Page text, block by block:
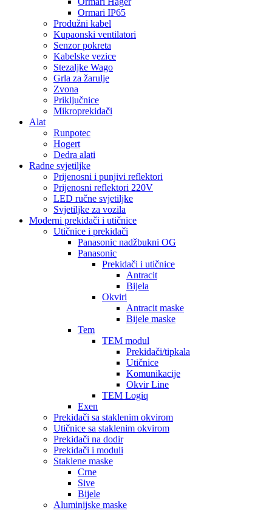
Ormari IP65
Produžni kabel
Kupaonski ventilatori
Senzor pokreta
Kabelske vezice
Stezaljke Wago
Grla za žarulje
Zvona
Priključnice
Mikroprekidači
Alat
Runpotec
Hogert
Dedra alati
Radne svjetiljke
Prijenosni i punjivi reflektori
Prijenosni reflektori 220V
LED ručne svjetiljke
Svjetiljke za vozila
Moderni prekidači i utičnice
Utičnice i prekidači
Panasonic nadžbukni OG
Panasonic
Prekidači i utičnice
Antracit
Bijela
Okviri
Antracit maske
Bijele maske
Tem
TEM modul
Prekidači/tipkala
Utičnice
Komunikacije
Okvir Line
TEM Logiq
Exen
Prekidači sa staklenim okvirom
Utičnice sa staklenim okvirom
Prekidači na dodir
Prekidači i moduli
Staklene maske
Crne
Sive
Bijele
Aluminijske maske